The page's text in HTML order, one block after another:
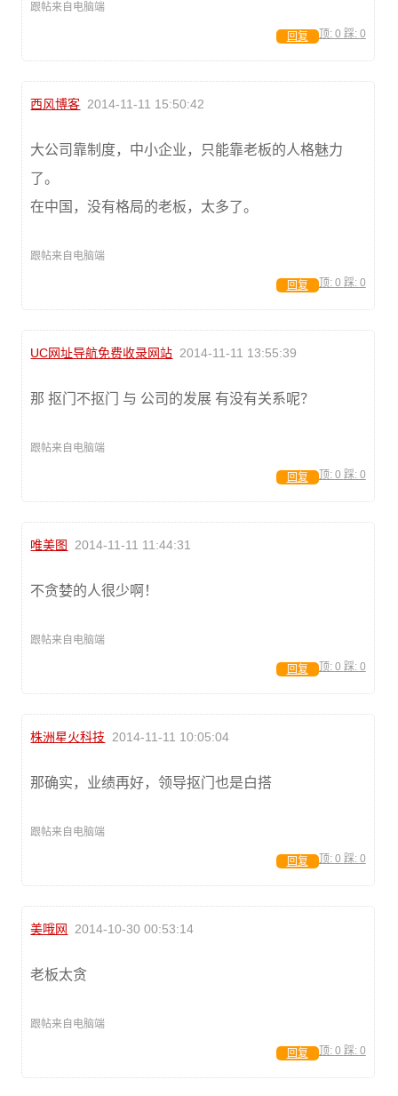
跟帖来自电脑端
顶: 0 踩: 0
回复
西风博客 2014-11-11 15:50:42
大公司靠制度，中小企业，只能靠老板的人格魅力
了。
在中国，没有格局的老板，太多了。
跟帖来自电脑端
顶: 0 踩: 0
回复
UC网址导航免费收录网站 2014-11-11 13:55:39
那 抠门不抠门 与 公司的发展 有没有关系呢？
跟帖来自电脑端
顶: 0 踩: 0
回复
唯美图 2014-11-11 11:44:31
不贪婪的人很少啊！
跟帖来自电脑端
顶: 0 踩: 0
回复
株洲星火科技 2014-11-11 10:05:04
那确实，业绩再好，领导抠门也是白搭
跟帖来自电脑端
顶: 0 踩: 0
回复
美哦网 2014-10-30 00:53:14
老板太贪
跟帖来自电脑端
顶: 0 踩: 0
回复